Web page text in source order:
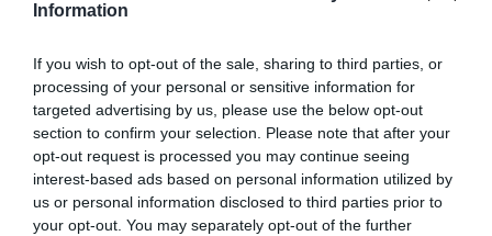
Information
If you wish to opt-out of the sale, sharing to third parties, or
processing of your personal or sensitive information for
targeted advertising by us, please use the below opt-out
section to confirm your selection. Please note that after your
opt-out request is processed you may continue seeing
interest-based ads based on personal information utilized by
us or personal information disclosed to third parties prior to
your opt-out. You may separately opt-out of the further
chiesto ieri ai governi di Roma e Atene di
accelerare la costruzione di centri di
identificazione nei luoghi di sbarco, dove
dividere i richiedenti asilo dai migranti irregolari.
“Non possiamo tollerare ritardi” ha detto Merkel,